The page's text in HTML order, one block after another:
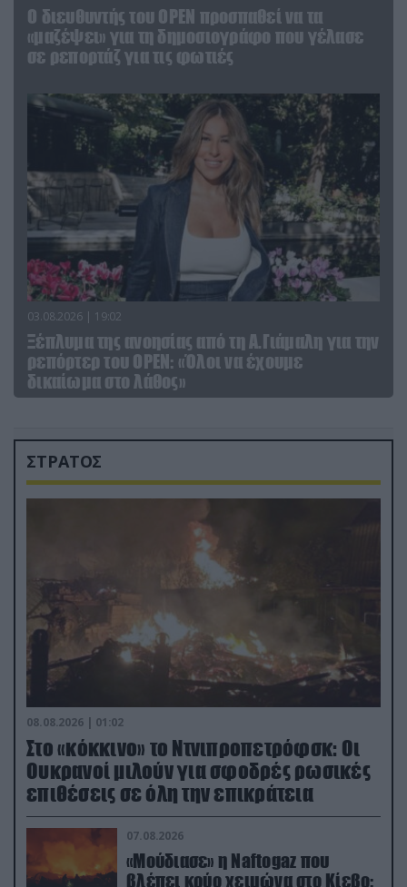
O διευθυντής του OPEN προσπαθεί να τα
«μαζέψει» για τη δημοσιογράφο που γέλασε
σε ρεπορτάζ για τις φωτιές
03.08.2026 | 19:02
Ξέπλυμα της ανοησίας από τη Α.Γιάμαλη για την
ρεπόρτερ του ΟΡΕΝ: «Όλοι να έχουμε
δικαίωμα στο λάθος»
ΣΤΡΑΤΟΣ
08.08.2026 | 01:02
Στο «κόκκινο» το Ντνιπροπετρόφσκ: Οι
Ουκρανοί μιλούν για σφοδρές ρωσικές
επιθέσεις σε όλη την επικράτεια
07.08.2026
«Μούδιασε» η Naftogaz που
βλέπει κρύο χειμώνα στο Κίεβο: